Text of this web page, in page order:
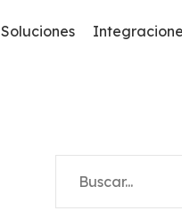
Connect
Soluciones
Sistema De